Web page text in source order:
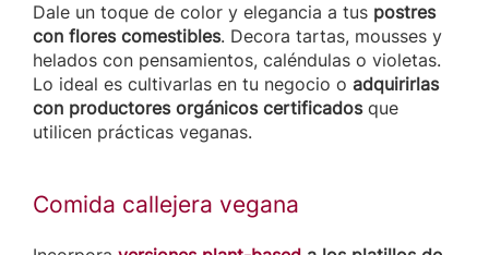
Dale un toque de color y elegancia a tus postres
con flores comestibles. Decora tartas, mousses y
helados con pensamientos, caléndulas o violetas.
Lo ideal es cultivarlas en tu negocio o adquirirlas
con productores orgánicos certificadosque
utilicen prácticas veganas.
Comida callejera vegana